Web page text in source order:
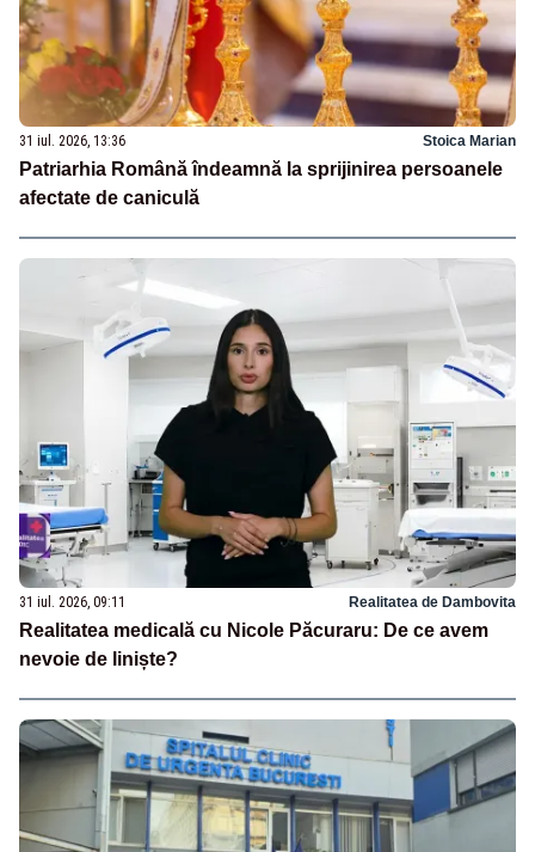
31 iul. 2026, 13:36 Stoica Marian
Patriarhia Română îndeamnă la sprijinirea persoanele
afectate de caniculă
31 iul. 2026, 09:11 Realitatea de Dambovita
Realitatea medicală cu Nicole Păcuraru: De ce avem
nevoie de liniște?